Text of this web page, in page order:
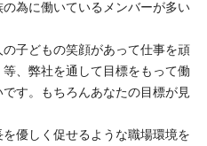
為に働いているメンバーが多い
子どもの笑顔があって仕事を頑
、弊社を通して目標をもって働
す。もちろんあなたの目標が見
優しく促せるような職場環境を